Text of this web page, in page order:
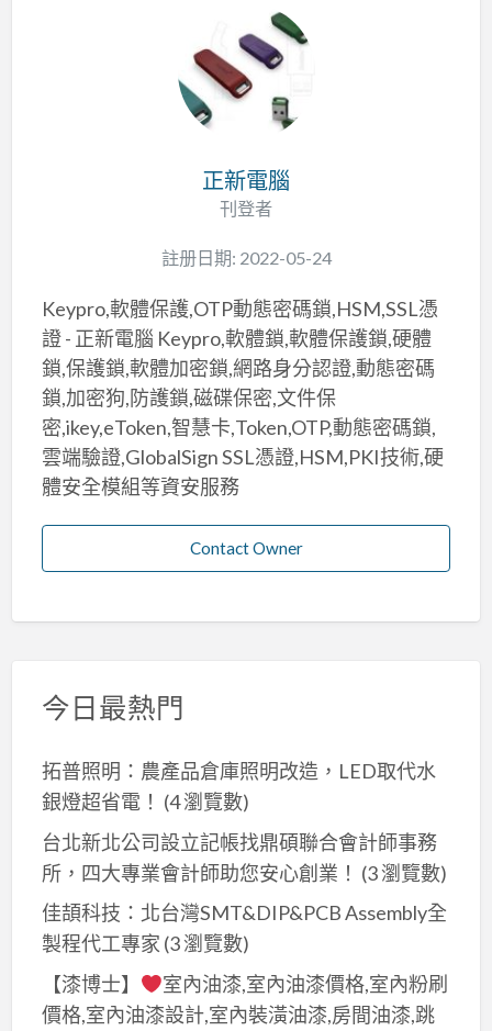
正新電腦
刊登者
註册日期: 2022-05-24
Keypro,軟體保護,OTP動態密碼鎖,HSM,SSL憑
證 - 正新電腦 Keypro,軟體鎖,軟體保護鎖,硬體
鎖,保護鎖,軟體加密鎖,網路身分認證,動態密碼
鎖,加密狗,防護鎖,磁碟保密,文件保
密,ikey,eToken,智慧卡,Token,OTP,動態密碼鎖,
雲端驗證,GlobalSign SSL憑證,HSM,PKI技術,硬
體安全模組等資安服務
Contact Owner
今日最熱門
拓普照明：農產品倉庫照明改造，LED取代水
銀燈超省電！ (4 瀏覽數)
台北新北公司設立記帳找鼎碩聯合會計師事務
所，四大專業會計師助您安心創業！ (3 瀏覽數)
佳頡科技：北台灣SMT&DIP&PCB Assembly全
製程代工專家 (3 瀏覽數)
【漆博士】
室內油漆,室內油漆價格,室內粉刷
價格,室內油漆設計,室內裝潢油漆,房間油漆,跳